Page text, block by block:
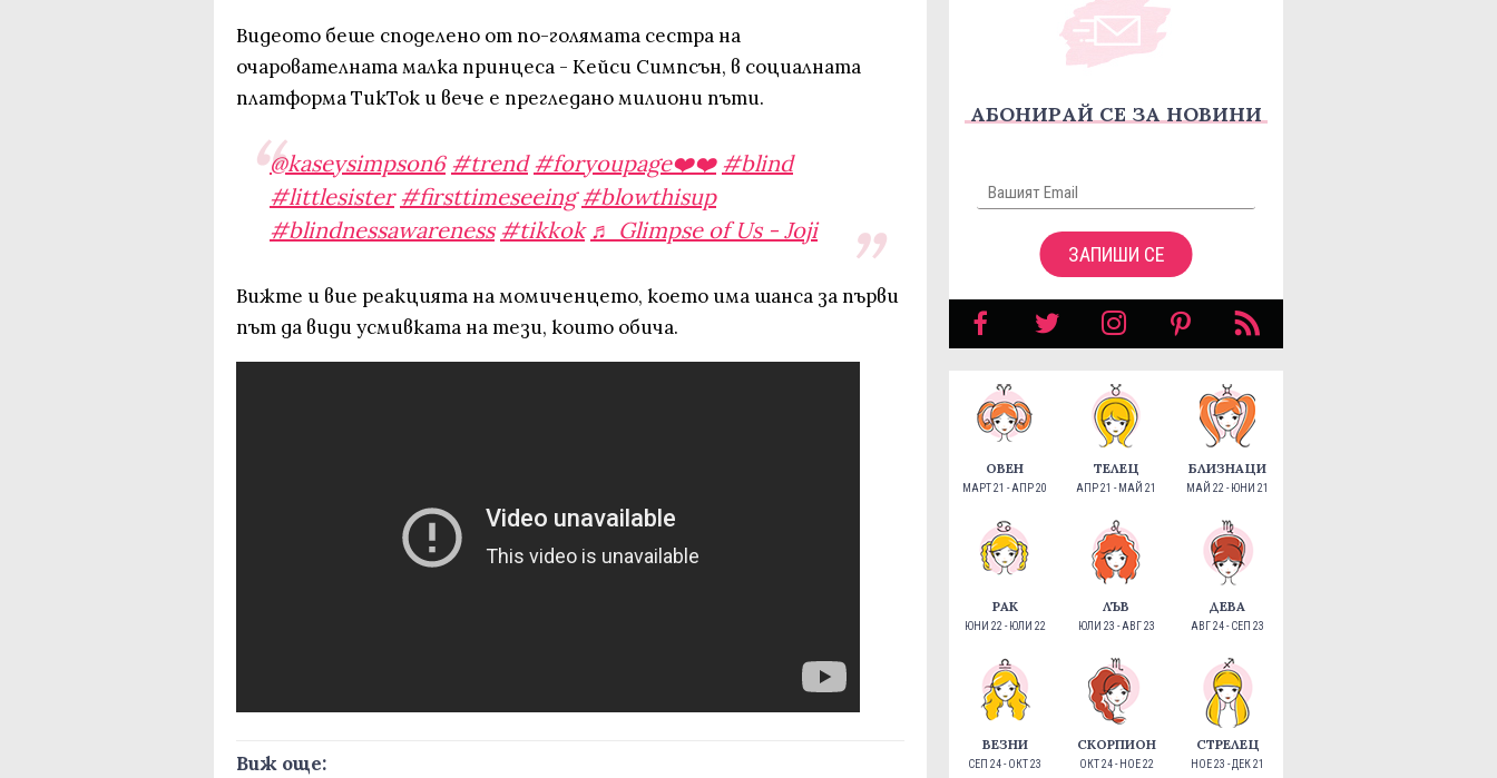
Видеото беше споделено от по-голямата сестра на
очарователната малка принцеca - Кейси Симпсън, в социалната
платформа ТикТок и вече е прегледано милиони пъти.
@kaseysimpson6 #trend #foryoupage❤️❤️ #blind
#littlesister #firsttimeseeing #blowthisup
#blindnessawareness #tikkok ♬ Glimpse of Us - Joji
Вижте и вие реакцията на момиченцето, което има шанса за първи
път да види усмивката на тези, които обича.
Виж още:
АБОНИРАЙ СЕ ЗА НОВИНИ
ЗАПИШИ СЕ
ОВЕН
МАРТ 21 - АПР 20
ТЕЛЕЦ
АПР 21 - МАЙ 21
БЛИЗНАЦИ
МАЙ 22 - ЮНИ 21
РАК
ЮНИ 22 - ЮЛИ 22
ЛЪВ
ЮЛИ 23 - АВГ 23
ДЕВА
АВГ 24 - СЕП 23
ВЕЗНИ
СЕП 24 - ОКТ 23
СКОРПИОН
ОКТ 24 - НОЕ 22
СТРЕЛЕЦ
НОЕ 23 - ДЕК 21